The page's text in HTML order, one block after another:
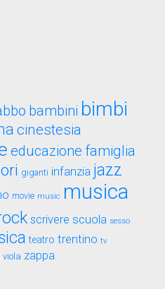
bambini bimbi
cinestesia
educazione famiglia
giganti infanzia jazz
movie music musica
scrivere scuola sesso
teatro trentino tv
viola zappa